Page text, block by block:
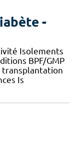
-
Isolements
BPF/GMP
transplantation
Is